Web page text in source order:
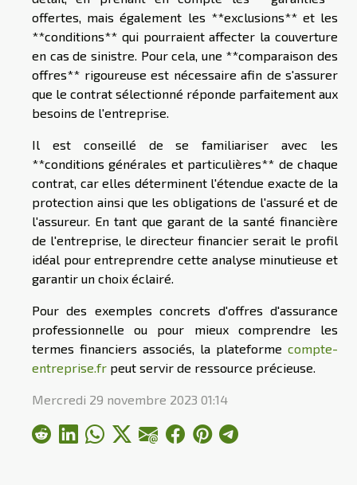
offertes, mais également les **exclusions** et les
**conditions** qui pourraient affecter la couverture
en cas de sinistre. Pour cela, une **comparaison des
offres** rigoureuse est nécessaire afin de s'assurer
que le contrat sélectionné réponde parfaitement aux
besoins de l'entreprise.
Il est conseillé de se familiariser avec les
**conditions générales et particulières** de chaque
contrat, car elles déterminent l'étendue exacte de la
protection ainsi que les obligations de l'assuré et de
l'assureur. En tant que garant de la santé financière
de l'entreprise, le directeur financier serait le profil
idéal pour entreprendre cette analyse minutieuse et
garantir un choix éclairé.
Pour des exemples concrets d'offres d'assurance
professionnelle ou pour mieux comprendre les
termes financiers associés, la plateforme compte-
entreprise.fr peut servir de ressource précieuse.
Mercredi 29 novembre 2023 01:14